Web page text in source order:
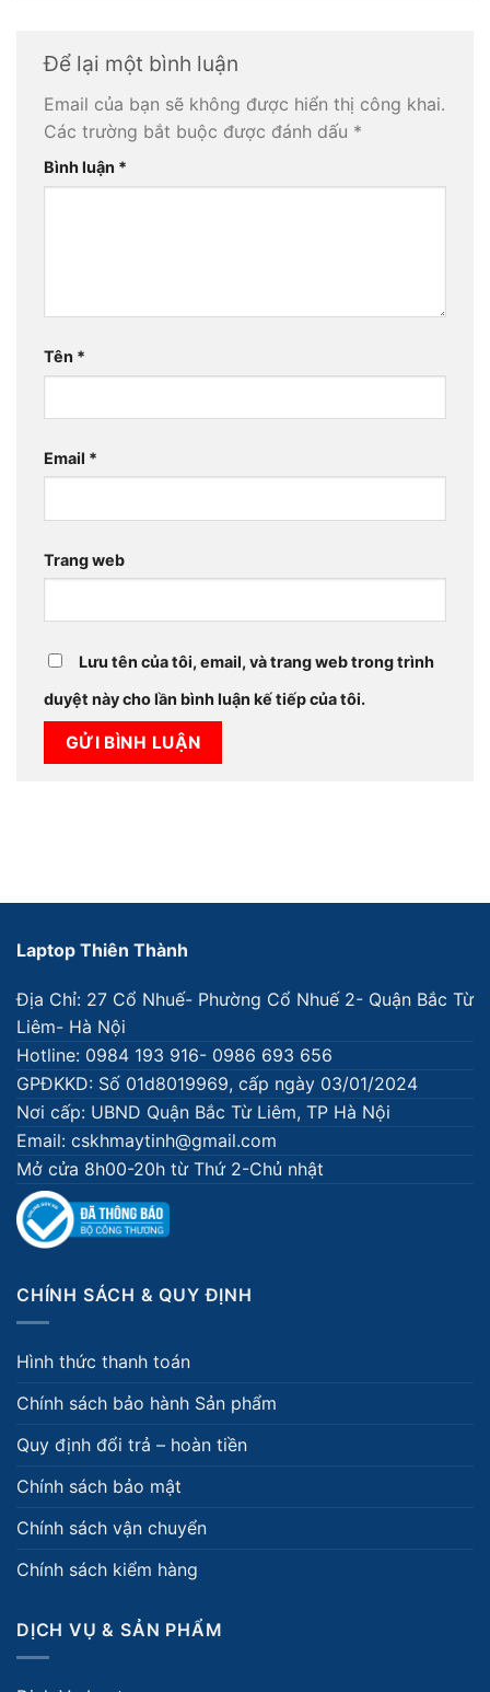
Để lại một bình luận
Email của bạn sẽ không được hiển thị công khai.
Các trường bắt buộc được đánh dấu *
Bình luận *
Tên *
Email *
Trang web
Lưu tên của tôi, email, và trang web trong trình
duyệt này cho lần bình luận kế tiếp của tôi.
Laptop Thiên Thành
Địa Chỉ: 27 Cổ Nhuế- Phường Cổ Nhuế 2- Quận Bắc Từ
Liêm- Hà Nội
Hotline: 0984 193 916- 0986 693 656
GPĐKKD: Số 01d8019969, cấp ngày 03/01/2024
Nơi cấp: UBND Quận Bắc Từ Liêm, TP Hà Nội
Email: cskhmaytinh@gmail.com
Mở cửa 8h00-20h từ Thứ 2-Chủ nhật
CHÍNH SÁCH & QUY ĐỊNH
Hình thức thanh toán
Chính sách bảo hành Sản phẩm
Quy định đổi trả – hoàn tiền
Chính sách bảo mật
Chính sách vận chuyển
Chính sách kiểm hàng
DỊCH VỤ & SẢN PHẨM